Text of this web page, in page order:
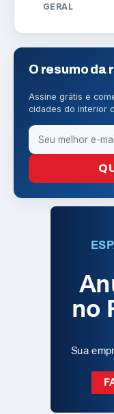
GERAL
O resumo da
Assine grátis e
cidades do interior